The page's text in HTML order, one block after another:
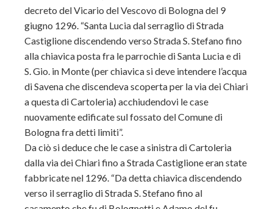
decreto del Vicario del Vescovo di Bologna del 9
giugno 1296. “Santa Lucia dal serraglio di Strada
Castiglione discendendo verso Strada S. Stefano fino
alla chiavica posta fra le parrochie di Santa Lucia e di
S. Gio. in Monte (per chiavica si deve intendere l’acqua
di Savena che discendeva scoperta per la via dei Chiari
a questa di Cartoleria) acchiudendovi le case
nuovamente edificate sul fossato del Comune di
Bologna fra detti limiti”.
Da ciò si deduce che le case a sinistra di Cartoleria
dalla via dei Chiari fino a Strada Castiglione eran state
fabbricate nel 1296. “Da detta chiavica discendendo
verso il serraglio di Strada S. Stefano fino al